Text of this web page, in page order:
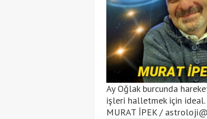
Ay Oğlak burcunda
işleri halletmek için ideal.
MURAT İPEK /